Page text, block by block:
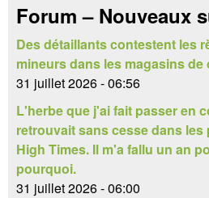
i
r
e
d
e
r
e
r
Forum – Nouveaux
Des détaillants contestent les
mineurs dans les magasins de
31 juillet 2026 - 06:56
L'herbe que j'ai fait passer en
retrouvait sans cesse dans les
High Times. Il m'a fallu un an
pourquoi.
31 juillet 2026 - 06:00